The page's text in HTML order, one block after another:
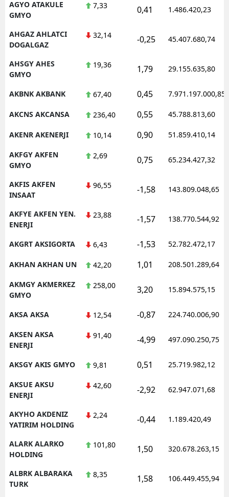
AGYO ATAKULE
GMYO
7,33 0,41 1.486.420,23
AHGAZ AHLATCI
DOGALGAZ
32,14 -0,25 45.407.680,74
AHSGY AHES
GMYO
19,36 1,79 29.155.635,80
AKBNK AKBANK 67,40 0,45 7.971.197.000,85
AKCNS AKCANSA 236,40 0,55 45.788.813,60
AKENR AKENERJI 10,14 0,90 51.859.410,14
AKFGY AKFEN
GMYO
2,69 0,75 65.234.427,32
AKFIS AKFEN
INSAAT
96,55 -1,58 143.809.048,65
AKFYE AKFEN YEN.
ENERJI
23,88 -1,57 138.770.544,92
AKGRT AKSIGORTA 6,43 -1,53 52.782.472,17
AKHAN AKHAN UN 42,20 1,01 208.501.289,64
AKMGY AKMERKEZ
GMYO
258,00 3,20 15.894.575,15
AKSA AKSA 12,54 -0,87 224.740.006,90
AKSEN AKSA
ENERJI
91,40 -4,99 497.090.250,75
AKSGY AKIS GMYO 9,81 0,51 25.719.982,12
AKSUE AKSU
ENERJI
42,60 -2,92 62.947.071,68
AKYHO AKDENIZ
YATIRIM HOLDING
2,24 -0,44 1.189.420,49
ALARK ALARKO
HOLDING
101,80 1,50 320.678.263,15
ALBRK ALBARAKA
TURK
8,35 1,58 106.449.455,94